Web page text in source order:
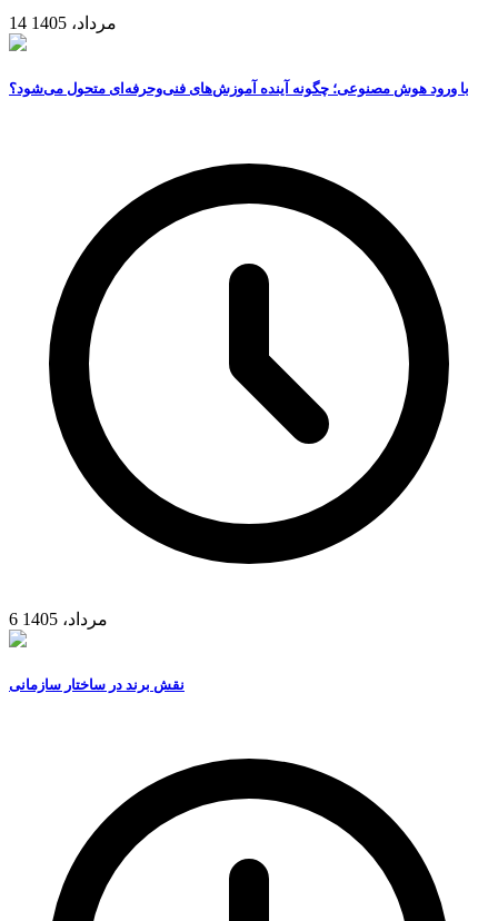
14 مرداد، 1405
با ورود هوش مصنوعی؛ چگونه آینده آموزش‌های فنی‌وحرفه‌ای متحول می‌شود؟
6 مرداد، 1405
نقش برند در ساختار سازمانی